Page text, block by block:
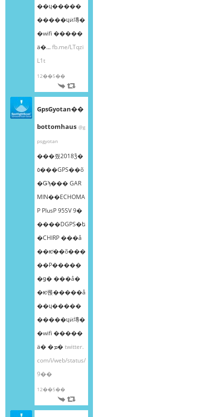
��ɥ�����
�����ɥӥ塼�
�wifi �����
ä�...fb.me/LTqzi
L1t
12��5��
GpsGyotan��
bottomhaus @g
psgyotan
���줬2018ǯ�
٥���GPS��õ
�Ǥϡ��� GAR
MIN��ECHOMA
P PlusP 95SV 9�
����DGPS�ե
�CHIRP ���å
��ѥͥ��õ���
��Ρ����ܸ�
�ǥ� ���å�
�ѥͥ롡�����å
��ɥ�����
�����ɥӥ塼�
�wifi �����
ä� �ܡ�twitter.
com/i/web/status/
9��
12��5��